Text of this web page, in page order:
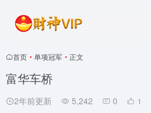
首页 • 单项冠军 • 正文
富华车桥
2年前更新 5,242 0 1